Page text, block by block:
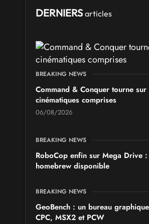
DERNIERS articles
BREAKING NEWS
Command & Conquer tourne sur
cinématiques comprises
06/08/2026
BREAKING NEWS
RoboCop enfin sur Mega Drive
homebrew disponible
BREAKING NEWS
GeoBench : un bureau
CPC, MSX2 et PCW